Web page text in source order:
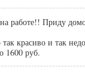
работе!! Приду
красиво и так
1600 руб.